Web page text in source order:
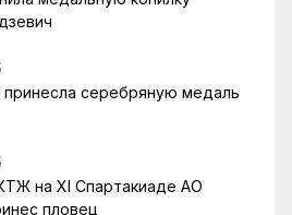
серебряную медаль
на XI Спартакиаде АО
пловец